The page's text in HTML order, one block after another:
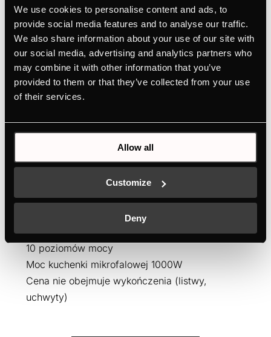
We use cookies to personalise content and ads, to
provide social media features and to analyse our traffic.
We also share information about your use of our site with
our social media, advertising and analytics partners who
may combine it with other information that you’ve
provided to them or that they’ve collected from your use
of their services.
Allow all
Customize
Deny
CBM6330.0S1
Kompaktowy piekarnik z 11 funkcjami i
8 funkcji piekarnika
3 funkcje kuchenki mikrofalowej (tylko
mikrofala, mikrofala + grill, mikrofala + gorące
powietrze)
10 poziomów mocy
Moc kuchenki mikrofalowej 1000W
Cena nie obejmuje wykończenia (listwy,
uchwyty)